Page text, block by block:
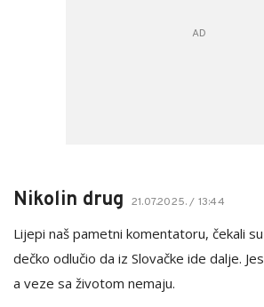
Nikolin drug 21.07.2025. / 13:44
Lijepi naš pametni komentatoru, čekali
dečko odlučio da iz Slovačke ide dalje.
a veze sa životom nemaju.